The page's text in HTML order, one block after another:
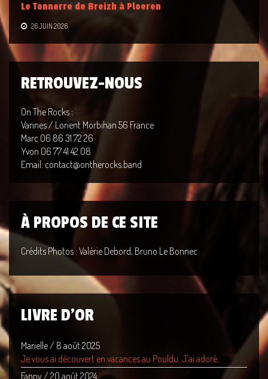
Le Tonnerre de Breizh à Ploeren
26 JUIN 2026
RETROUVEZ-NOUS
On The Rocks :
Vannes / Lorient Morbihan 56 France
Marc 06 86 31 72 26
Yvon 06 77 41 42 08
Email: contact@ontherocks.band
À PROPOS DE CE SITE
Crédits Photos : Valérie Debord, Bruno Le Bonnec
LIVRE D'OR
Marielle/ 8 août 2025
Je vous ai découvert en vacances au Pouldu. J'ai adoré...
Fanny/ 20 août 2024